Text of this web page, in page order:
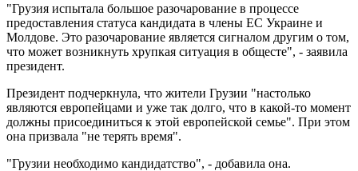
"Грузия испытала большое разочарование в процессе
предоставления статуса кандидата в члены ЕС Украине и
Молдове. Это разочарование является сигналом другим о том,
что может возникнуть хрупкая ситуация в общесте", - заявила
президент.
Президент подчеркнула, что жители Грузии "настолько
являются европейцами и уже так долго, что в какой-то момент
должны присоединиться к этой европейской семье". При этом
она призвала "не терять время".
"Грузии необходимо кандидатство", - добавила она.